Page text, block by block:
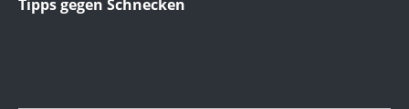
Tipps gegen Schnecken